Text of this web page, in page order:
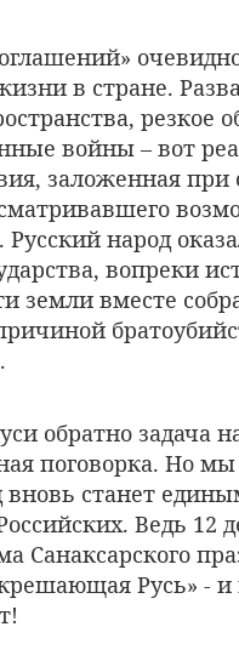
в стране.
резкое
войны – вот
заложенная при
Русский народ
вопреки
земли вместе
обратно задача
поговорка. Но
станет
Ведь 12
Санаксарского
Русь» - и